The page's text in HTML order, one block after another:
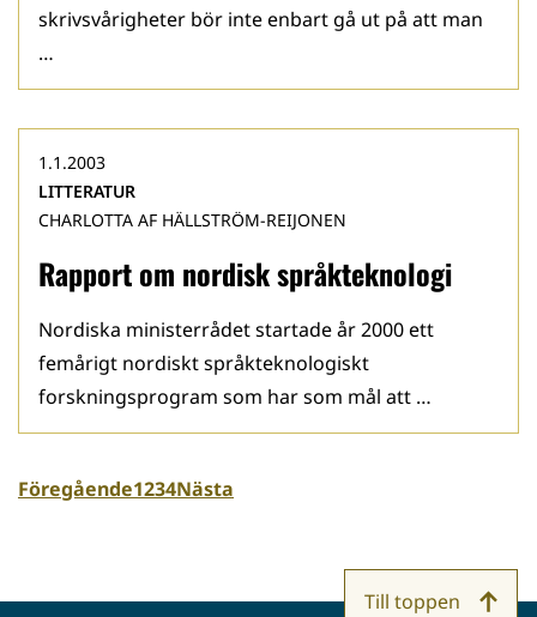
skrivsvårigheter bör inte enbart gå ut på att man
…
Rapport om nordisk språkteknologi
1.1.2003
LITTERATUR
CHARLOTTA AF HÄLLSTRÖM-REIJONEN
Nordiska ministerrådet startade år 2000 ett
femårigt nordiskt språkteknologiskt
forskningsprogram som har som mål att …
Föregående1234Nästa
Till toppen